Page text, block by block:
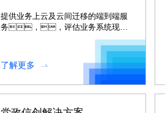
提供业务上云及云间迁移的端到端服
务，，评估业务系统现
状，，，规划设计
构。。。。
了解更多